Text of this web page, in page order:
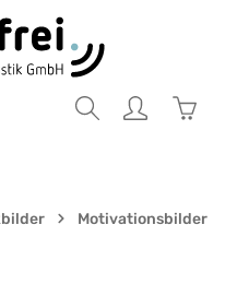
Motivationsbilder